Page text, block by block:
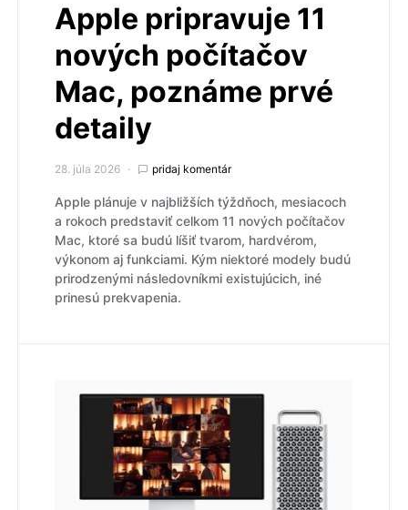
Apple pripravuje 11
nových počítačov
Mac, poznáme prvé
detaily
28. júla 2026 pridaj komentár
Apple plánuje v najbližších týždňoch, mesiacoch
a rokoch predstaviť celkom 11 nových počítačov
Mac, ktoré sa budú líšiť tvarom, hardvérom,
výkonom aj funkciami. Kým niektoré modely budú
prirodzenými následovníkmi existujúcich, iné
prinesú prekvapenia.